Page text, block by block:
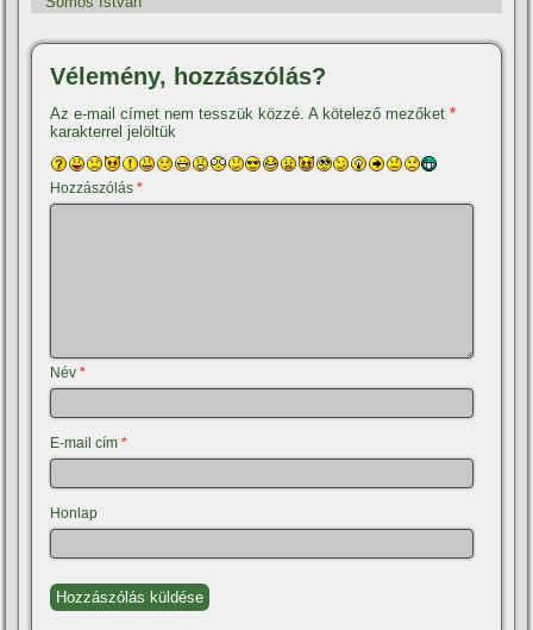
Vélemény, hozzászólás?
Az e-mail címet nem tesszük közzé. A kötelező mezőket*
karakterrel jelöltük
Hozzászólás*
Név*
E-mail cím*
Honlap